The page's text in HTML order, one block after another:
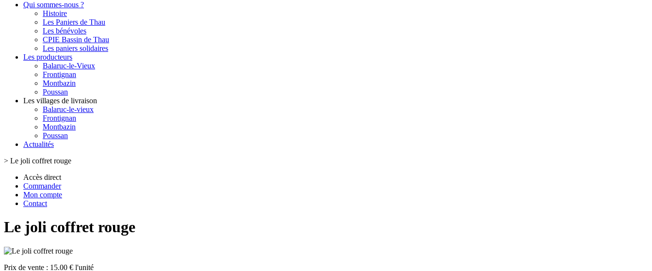
Qui sommes-nous ?
Histoire
Les Paniers de Thau
Les bénévoles
CPIE Bassin de Thau
Les paniers solidaires
Les producteurs
Balaruc-le-Vieux
Frontignan
Montbazin
Poussan
Les villages de livraison
Balaruc-le-vieux
Frontignan
Montbazin
Poussan
Actualités
> Le joli coffret rouge
Accès direct
Commander
Mon compte
Contact
Le joli coffret rouge
Prix de vente : 15.00 € l'unité